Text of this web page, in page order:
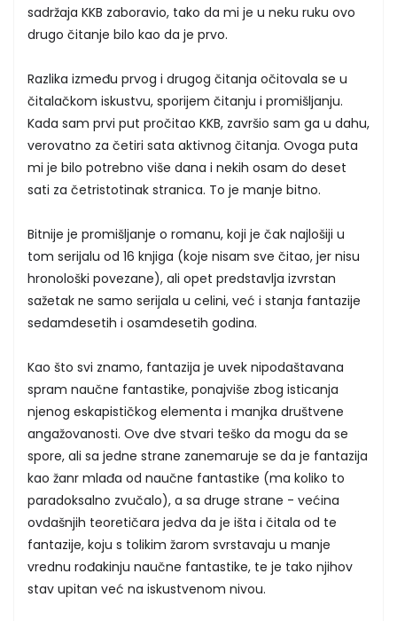
sadržaja KKB zaboravio, tako da mi je u neku ruku ovo
drugo čitanje bilo kao da je prvo.
Razlika između prvog i drugog čitanja očitovala se u
čitalačkom iskustvu, sporijem čitanju i promišljanju.
Kada sam prvi put pročitao KKB, završio sam ga u dahu,
verovatno za četiri sata aktivnog čitanja. Ovoga puta
mi je bilo potrebno više dana i nekih osam do deset
sati za četristotinak stranica. To je manje bitno.
Bitnije je promišljanje o romanu, koji je čak najlošiji u
tom serijalu od 16 knjiga (koje nisam sve čitao, jer nisu
hronološki povezane), ali opet predstavlja izvrstan
sažetak ne samo serijala u celini, već i stanja fantazije
sedamdesetih i osamdesetih godina.
Kao što svi znamo, fantazija je uvek nipodaštavana
spram naučne fantastike, ponajviše zbog isticanja
njenog eskapističkog elementa i manjka društvene
angažovanosti. Ove dve stvari teško da mogu da se
spore, ali sa jedne strane zanemaruje se da je fantazija
kao žanr mlađa od naučne fantastike (ma koliko to
paradoksalno zvučalo), a sa druge strane - većina
ovdašnjih teoretičara jedva da je išta i čitala od te
fantazije, koju s tolikim žarom svrstavaju u manje
vrednu rođakinju naučne fantastike, te je tako njihov
stav upitan već na iskustvenom nivou.